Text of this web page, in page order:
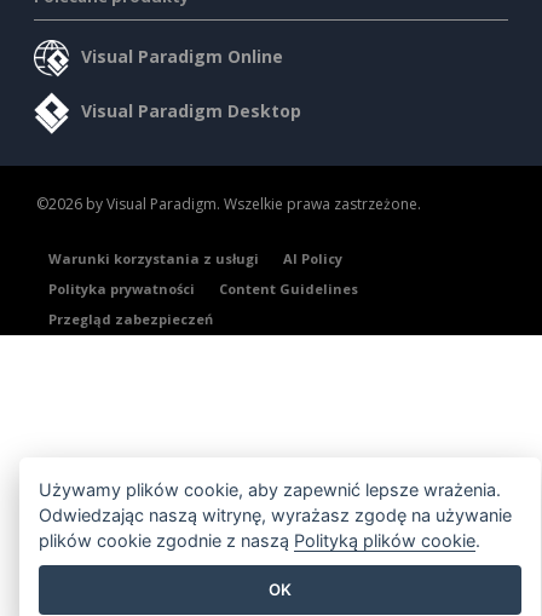
Visual Paradigm Online
Visual Paradigm Desktop
©2026 by Visual Paradigm. Wszelkie prawa zastrzeżone.
Warunki korzystania z usługi
AI Policy
Polityka prywatności
Content Guidelines
Przegląd zabezpieczeń
Używamy plików cookie, aby zapewnić lepsze wrażenia.
Odwiedzając naszą witrynę, wyrażasz zgodę na używanie
plików cookie zgodnie z naszą Polityką plików cookie.
OK